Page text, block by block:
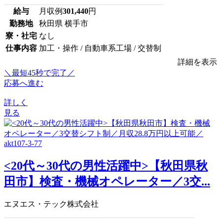
給与 月収例301,440円
勤務地
秋田県 横手市
寮・社宅 なし
仕事内容 加工・操作 / 自動車系工場 / 交替制
詳細を表示
＼最短45秒で完了／
応募へ進む
詳しく
見る
<20代～30代の男性活躍中>【秋田県秋
田市】検査・機械オペレーター／3交...
エヌエス・テック株式会社